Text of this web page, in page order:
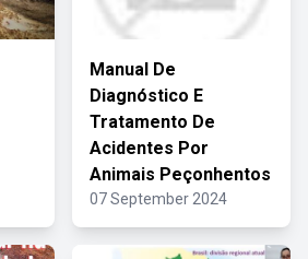
Manual De
Diagnóstico E
Tratamento De
Acidentes Por
Animais Peçonhentos
07 September 2024